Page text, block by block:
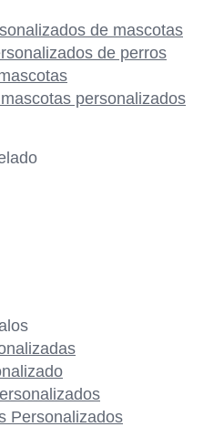
Personalizados
de mascotas
de perros
personalizados